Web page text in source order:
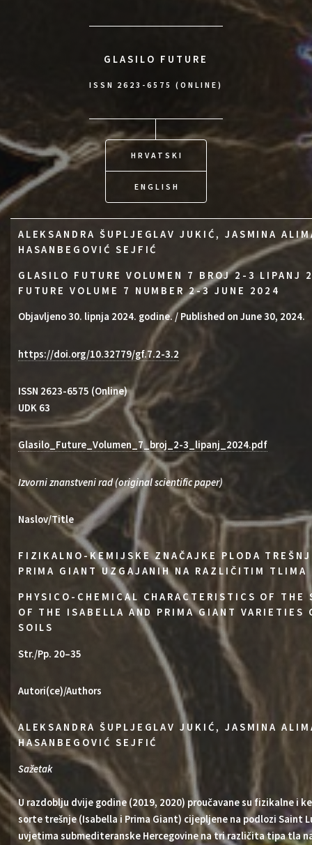
GLASILO FUTURE
ISSN 2623-6575 (ONLINE)
HRVATSKI
ENGLISH
ALEKSANDRA ŠUPLJEGLAV JUKIĆ, JASMINA
HASANBEGOVIĆ SEJFIĆ
GLASILO FUTURE VOLUMEN 7 BROJ 2-3
FUTURE VOLUME 7 NUMBER 2-3 JUNE 2024
Objavljeno 30. lipnja 2024. godine. / Published on June 30, 2024.
https://doi.org/10.32779/gf.7.2-3.2
ISSN 2623-6575 (Online)
UDK 63
Glasilo_Future_Volumen_7_broj_2-3_lipanj_2024.pdf
Izvorni znanstveni rad (original scientific paper)
Naslov/Title
FIZIKALNO-KEMIJSKE ZNAČAJKE PLODA
PRIMA GIANT UZGAJANIH NA RAZLIČITIM TLIMA
PHYSICO-CHEMICAL CHARACTERISTICS OF THE
OF THE ISABELLA AND PRIMA GIANT VARIETIES
SOILS
Str./Pp. 20–35
Autori(ce)/Authors
ALEKSANDRA ŠUPLJEGLAV JUKIĆ, JASMINA
HASANBEGOVIĆ SEJFIĆ
Sažetak
U razdoblju dvije godine (2019, 2020) proučavane su fizikalne i
sorte trešnje (Isabella i Prima Giant) cijepljene na podlozi Saint
uvjetima submediteranske Hercegovine na tri različita tipa tla